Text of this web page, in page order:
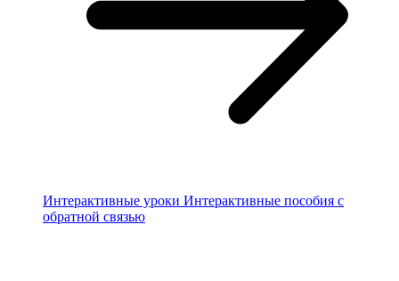
Интерактивные уроки Интерактивные пособия с
обратной связью